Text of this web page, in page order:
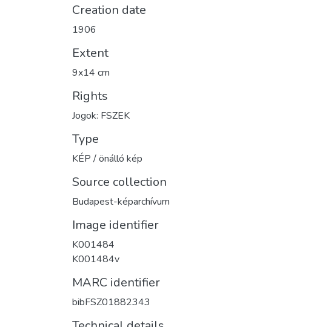
Creation date
1906
Extent
9x14 cm
Rights
Jogok: FSZEK
Type
KÉP / önálló kép
Source collection
Budapest-képarchívum
Image identifier
K001484
K001484v
MARC identifier
bibFSZ01882343